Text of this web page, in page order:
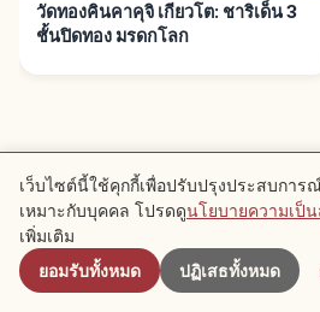
วัดทองคินคาคุจิ เกียวโต: ชาริเด็น 3
ชั้นปิดทอง มรดกโลก
อ่านต่อ →
วัดเอคันโด เกียว
กาเอริอะมิดะ
เว็บไซต์นี้ใช้คุกกี้เพื่อปรับปรุงประสบการ
เหมาะกับบุคคล โปรดดูนโยบายความเป็
เพิ่มเติม
ยอมรับทั้งหมด
ปฏิเสธทั้งหมด